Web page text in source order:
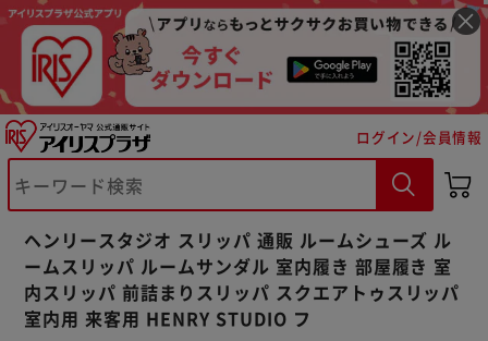
ログイン/会員情報
ヘンリースタジオ スリッパ 通販 ルームシューズ ル
ームスリッパ ルームサンダル 室内履き 部屋履き 室
内スリッパ 前詰まりスリッパ スクエアトゥスリッパ
室内用 来客用 HENRY STUDIO フ
※ご確認ください
カートに入れる 購入手続きへ